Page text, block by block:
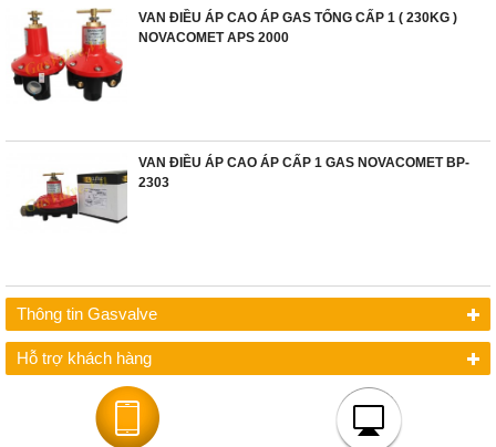
VAN ĐIỀU ÁP CAO ÁP GAS TỔNG CẤP 1 ( 230KG )
NOVACOMET APS 2000
VAN ĐIỀU ÁP CAO ÁP CẤP 1 GAS NOVACOMET BP-
2303
Thông tin Gasvalve
Hỗ trợ khách hàng